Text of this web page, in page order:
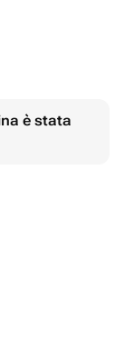
è stata